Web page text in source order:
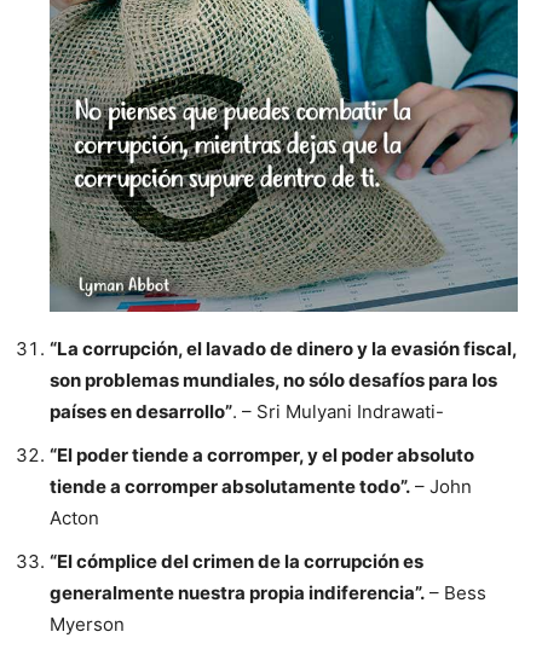
“La corrupción, el lavado de dinero y la evasión fiscal,
son problemas mundiales, no sólo desafíos para los
países en desarrollo”. – Sri Mulyani Indrawati-
“El poder tiende a corromper, y el poder absoluto
tiende a corromper absolutamente todo”. – John
Acton
“El cómplice del crimen de la corrupción es
generalmente nuestra propia indiferencia”. – Bess
Myerson